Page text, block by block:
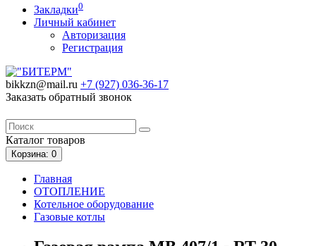
Закладки0
Личный кабинет
Авторизация
Регистрация
bikkzn@mail.ru +7 (927) 036-36-17
Заказать обратный звонок
Каталог товаров
Корзина: 0
Главная
ОТОПЛЕНИЕ
Котельное оборудование
Газовые котлы